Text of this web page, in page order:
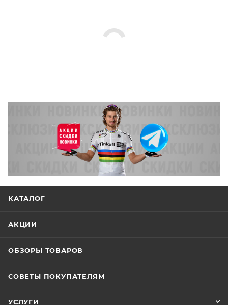
КАТАЛОГ
АКЦИИ
ОБЗОРЫ ТОВАРОВ
СОВЕТЫ ПОКУПАТЕЛЯМ
УСЛУГИ